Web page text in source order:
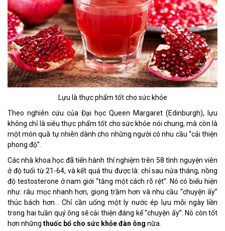
Lựu là thực phẩm tốt cho sức khỏe
Theo nghiên cứu của Đại học Queen Margaret (Edinburgh), lựu
không chỉ là siêu thực phẩm tốt cho sức khỏe nói chung, mà còn là
một món quà tự nhiên dành cho những người có nhu cầu “cải thiện
phong độ”.
Các nhà khoa học đã tiến hành thí nghiệm trên 58 tình nguyện viên
ở độ tuổi từ 21-64, và kết quả thu được là: chỉ sau nửa tháng, nồng
độ testosterone ở nam giới “tăng một cách rõ rệt”. Nó có biểu hiện
như: râu mọc nhanh hơn, giọng trầm hơn và nhu cầu “chuyện ấy”
thúc bách hơn... Chỉ cần uống một ly nước ép lựu mỗi ngày liền
trong hai tuần quý ông sẽ cải thiện đáng kể “chuyện ấy”. Nó còn tốt
hơn những thuốc bổ cho sức khỏe đàn ông nữa.